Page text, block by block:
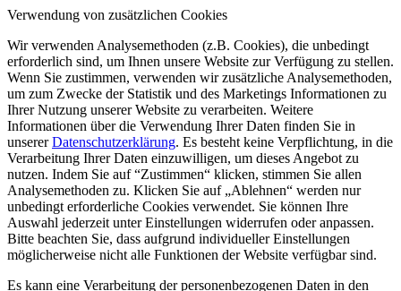
Verwendung von zusätzlichen Cookies
Wir verwenden Analysemethoden (z.B. Cookies), die unbedingt
erforderlich sind, um Ihnen unsere Website zur Verfügung zu stellen.
Wenn Sie zustimmen, verwenden wir zusätzliche Analysemethoden,
um zum Zwecke der Statistik und des Marketings Informationen zu
Ihrer Nutzung unserer Website zu verarbeiten. Weitere
Informationen über die Verwendung Ihrer Daten finden Sie in
unsererDatenschutzerklärung. Es besteht keine Verpflichtung, in die
Verarbeitung Ihrer Daten einzuwilligen, um dieses Angebot zu
nutzen. Indem Sie auf “Zustimmen“ klicken, stimmen Sie allen
Analysemethoden zu. Klicken Sie auf „Ablehnen“ werden nur
unbedingt erforderliche Cookies verwendet. Sie können Ihre
Auswahl jederzeit unter Einstellungen widerrufen oder anpassen.
Bitte beachten Sie, dass aufgrund individueller Einstellungen
möglicherweise nicht alle Funktionen der Website verfügbar sind.
Es kann eine Verarbeitung der personenbezogenen Daten in den